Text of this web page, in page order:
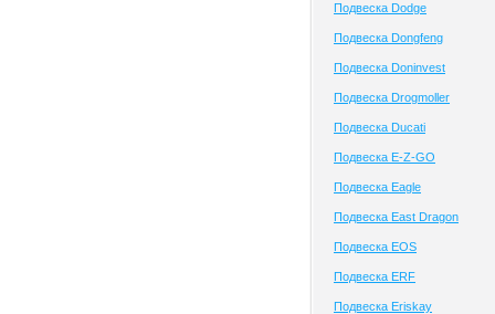
Подвеска Dodge
Подвеска Dongfeng
Подвеска Doninvest
Подвеска Drogmoller
Подвеска Ducati
Подвеска E-Z-GO
Подвеска Eagle
Подвеска East Dragon
Подвеска EOS
Подвеска ERF
Подвеска Eriskay